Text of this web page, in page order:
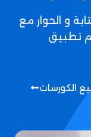
و الحوار مع
تطبيق
الكورسات